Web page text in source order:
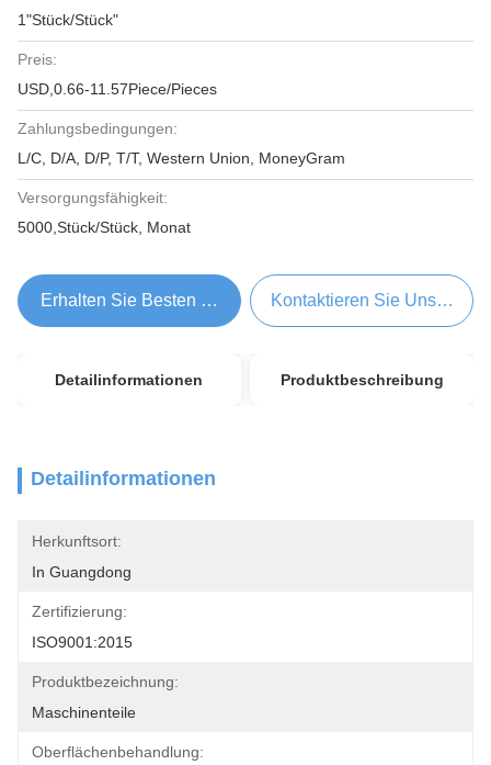
1"Stück/Stück"
Preis:
USD,0.66-11.57Piece/Pieces
Zahlungsbedingungen:
L/C, D/A, D/P, T/T, Western Union, MoneyGram
Versorgungsfähigkeit:
5000,Stück/Stück, Monat
Erhalten Sie Besten Preis Kontaktieren Sie Uns Jetzt
Detailinformationen Produktbeschreibung
Detailinformationen
Herkunftsort:
In Guangdong
Zertifizierung:
ISO9001:2015
Produktbezeichnung:
Maschinenteile
Oberflächenbehandlung: